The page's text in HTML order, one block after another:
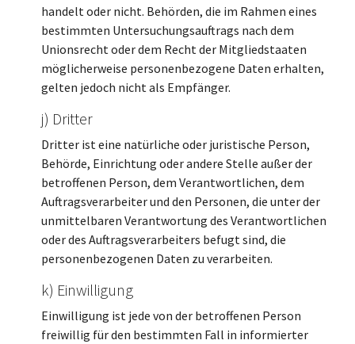
handelt oder nicht. Behörden, die im Rahmen eines
bestimmten Untersuchungsauftrags nach dem
Unionsrecht oder dem Recht der Mitgliedstaaten
möglicherweise personenbezogene Daten erhalten,
gelten jedoch nicht als Empfänger.
j) Dritter
Dritter ist eine natürliche oder juristische Person,
Behörde, Einrichtung oder andere Stelle außer der
betroffenen Person, dem Verantwortlichen, dem
Auftragsverarbeiter und den Personen, die unter der
unmittelbaren Verantwortung des Verantwortlichen
oder des Auftragsverarbeiters befugt sind, die
personenbezogenen Daten zu verarbeiten.
k) Einwilligung
Einwilligung ist jede von der betroffenen Person
freiwillig für den bestimmten Fall in informierter